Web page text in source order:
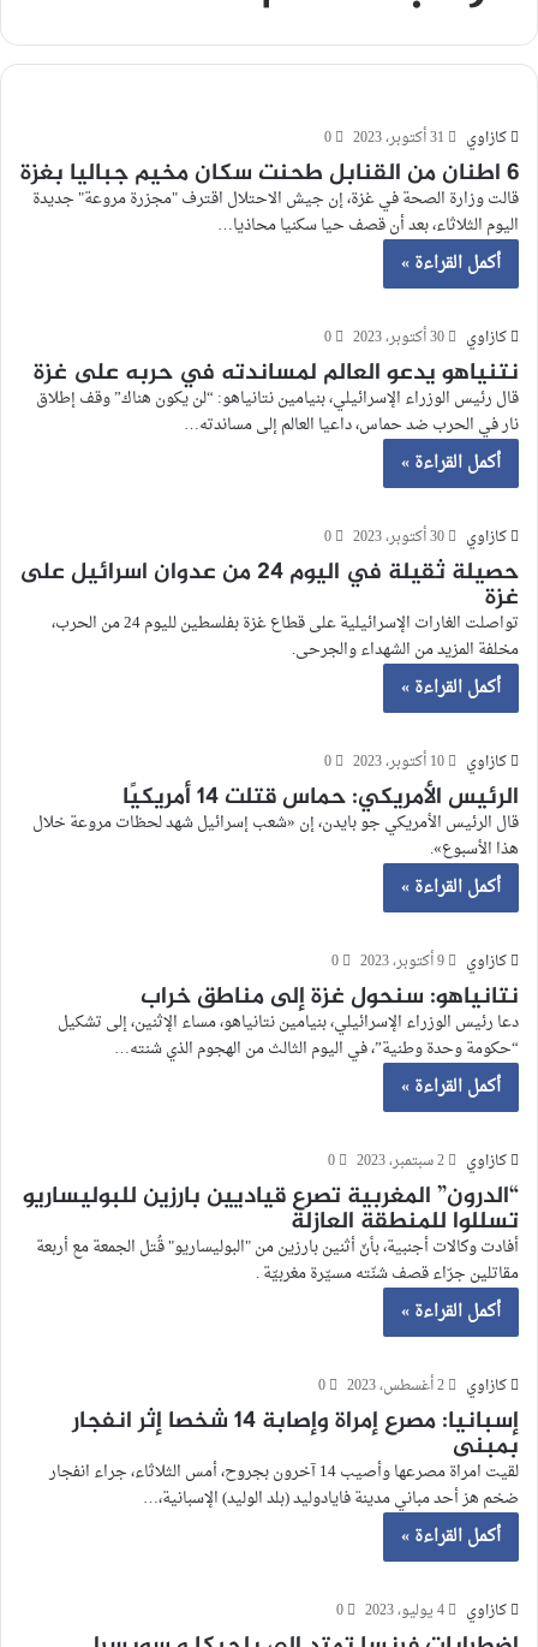
كازاوي 31 أكتوبر، 2023 0
6 اطنان من القنابل طحنت سكان مخيم جباليا بغزة
قالت وزارة الصحة في غزة، إن جيش الاحتلال اقترف "مجزرة مروعة" جديدة
اليوم الثلاثاء، بعد أن قصف حيا سكنيا محاذيا…
أكمل القراءة »
كازاوي 30 أكتوبر، 2023 0
نتنياهو يدعو العالم لمساندته في حربه على غزة
قال رئيس الوزراء الإسرائيلي، بنيامين نتانياهو: “لن يكون هناك” وقف إطلاق
نار في الحرب ضد حماس، داعيا العالم إلى مساندته…
أكمل القراءة »
كازاوي 30 أكتوبر، 2023 0
حصيلة ثقيلة في اليوم 24 من عدوان اسرائيل على
غزة
تواصلت الغارات الإسرائيلية على قطاع غزة بفلسطين لليوم 24 من الحرب،
مخلفة المزيد من الشهداء والجرحى.
أكمل القراءة »
كازاوي 10 أكتوبر، 2023 0
الرئيس الأمريكي: حماس قتلت 14 أمريكيًا
قال الرئيس الأمريكي جو بايدن، إن «شعب إسرائيل شهد لحظات مروعة خلال
هذا الأسبوع».
أكمل القراءة »
كازاوي 9 أكتوبر، 2023 0
نتانياهو: سنحول غزة إلى مناطق خراب
دعا رئيس الوزراء الإسرائيلي، بنيامين نتانياهو، مساء الإثنين، إلى تشكيل
“حكومة وحدة وطنية”، في اليوم الثالث من الهجوم الذي شنته…
أكمل القراءة »
كازاوي 2 سبتمبر، 2023 0
“الدرون” المغربية تصرع قياديين بارزين للبوليساريو
تسللوا للمنطقة العازلة
أفادت وكالات أجنبية، بأنّ أثنين بارزين من "البوليساريو" قُتل الجمعة مع أربعة
مقاتلين جرّاء قصف شنّته مسيّرة مغربيّة .
أكمل القراءة »
كازاوي 2 أغسطس، 2023 0
إسبانيا: مصرع إمراة وإصابة 14 شخصا إثر انفجار
بمبنى
لقيت امراة مصرعها وأصيب 14 آخرون بجروح، أمس الثلاثاء، جراء انفجار
ضخم هز أحد مباني مدينة فايادوليد (بلد الوليد) الإسبانية،…
أكمل القراءة »
كازاوي 4 يوليو، 2023 0